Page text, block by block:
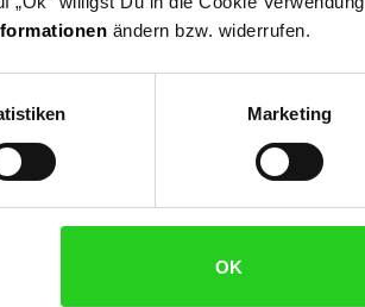
ändern bzw. widerrufen.
Marketing
OK